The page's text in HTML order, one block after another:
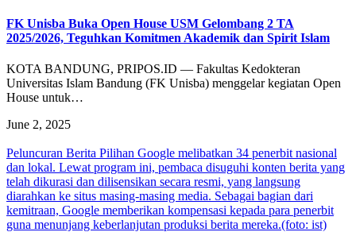
FK Unisba Buka Open House USM Gelombang 2 TA
2025/2026, Teguhkan Komitmen Akademik dan Spirit Islam
KOTA BANDUNG, PRIPOS.ID — Fakultas Kedokteran
Universitas Islam Bandung (FK Unisba) menggelar kegiatan Open
House untuk…
June 2, 2025
Peluncuran Berita Pilihan Google melibatkan 34 penerbit nasional
dan lokal. Lewat program ini, pembaca disuguhi konten berita yang
telah dikurasi dan dilisensikan secara resmi, yang langsung
diarahkan ke situs masing-masing media. Sebagai bagian dari
kemitraan, Google memberikan kompensasi kepada para penerbit
guna menunjang keberlanjutan produksi berita mereka.(foto: ist)